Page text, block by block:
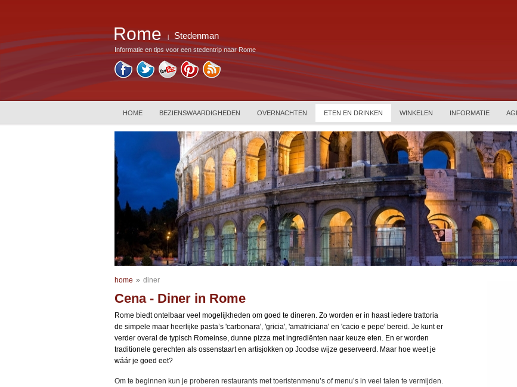
Rome Stedenman
Informatie en tips voor een stedentrip naar Rome
HOME BEZIENSWAARDIGHEDEN OVERNACHTEN ETEN EN DRINKEN WINKELEN INFORMATIE
home » diner
Cena - Diner in Rome
Rome biedt ontelbaar veel mogelijkheden om goed te dineren. Zo worden er in haast iedere trattoria
de simpele maar heerlijke pasta’s 'carbonara', 'gricia', 'amatriciana' en 'cacio e pepe' bereid. Je kunt er
verder overal de typisch Romeinse, dunne pizza met ingrediënten naar keuze eten. En er worden
traditionele gerechten als ossenstaart en artisjokken op Joodse wijze geserveerd. Maar hoe weet je
wáár je goed eet?
Om te beginnen kun je proberen restaurants met toeristenmenu’s of menu’s in veel talen te vermijden.